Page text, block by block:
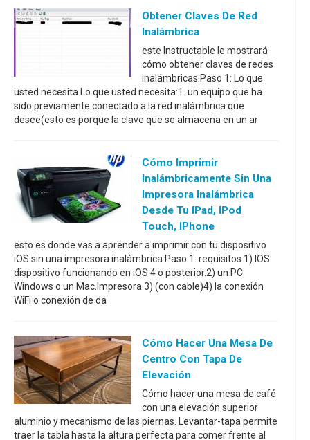
Obtener Claves De Red
Inalámbrica
este Instructable le mostrará
cómo obtener claves de redes
inalámbricas.Paso 1: Lo que
usted necesita Lo que usted necesita:1. un equipo que ha
sido previamente conectado a la red inalámbrica que
desee(esto es porque la clave que se almacena en un ar
Cómo Imprimir
Inalámbricamente Sin Una
Impresora Inalámbrica
Desde Tu IPad, IPod
Touch, IPhone
esto es donde vas a aprender a imprimir con tu dispositivo
iOS sin una impresora inalámbrica.Paso 1: requisitos 1) IOS
dispositivo funcionando en iOS 4 o posterior.2) un PC
Windows o un Mac.Impresora 3) (con cable)4) la conexión
WiFi o conexión de da
Cómo Hacer Una Mesa De
Centro Con Tapa De
Elevación
Cómo hacer una mesa de café
con una elevación superior
aluminio y mecanismo de las piernas. Levantar-tapa permite
traer la tabla hasta la altura perfecta para comer frente al